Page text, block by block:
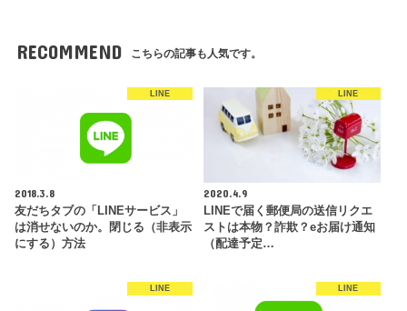
RECOMMEND こちらの記事も人気です。
LINE
2018.3.8
友だちタブの「LINEサービス」
は消せないのか。閉じる（非表示
にする）方法
LINE
2020.4.9
LINEで届く郵便局の送信リクエ
ストは本物？詐欺？eお届け通知
（配達予定…
LINE LINE